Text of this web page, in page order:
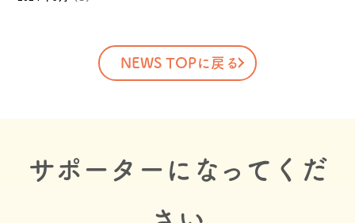
NEWS TOPに戻る
サポーターになってくだ